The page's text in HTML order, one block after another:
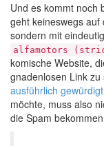
Und es kommt noch
geht keineswegs auf
sondern mit
alfamotors
komische Website,
gnadenlosen Link
ausführlich
möchte, muss also
die Spam